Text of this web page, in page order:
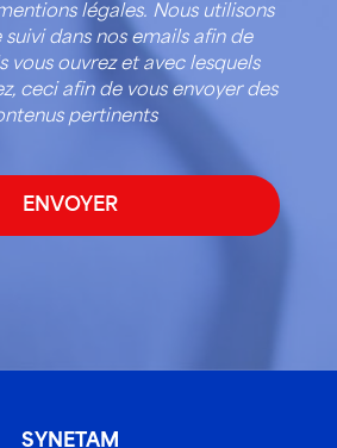
légales. Nous utilisons
suivi dans nos emails afin de
vous ouvrez et avec lesquels
ceci afin de vous envoyer des
pertinents
SYNETAM